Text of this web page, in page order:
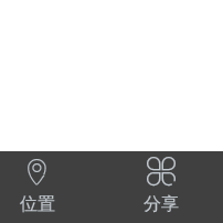

位置

分享